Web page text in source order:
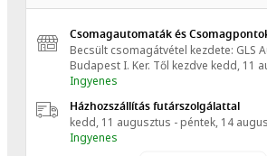
Csomagautomaták és
Becsült csomagátvétel kezdete: GLS
Budapest I. Ker. Től kezdve kedd, 11
Ingyenes
Házhozszállítás futárszolgálattal
kedd, 11 augusztus - péntek, 14
Ingyenes